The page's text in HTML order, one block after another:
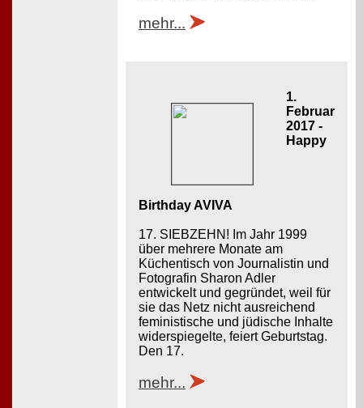
mehr...
1.
Februar
2017 -
Happy
Birthday AVIVA
17. SIEBZEHN! Im Jahr 1999
über mehrere Monate am
Küchentisch von Journalistin und
Fotografin Sharon Adler
entwickelt und gegründet, weil für
sie das Netz nicht ausreichend
feministische und jüdische Inhalte
widerspiegelte, feiert Geburtstag.
Den 17.
mehr...